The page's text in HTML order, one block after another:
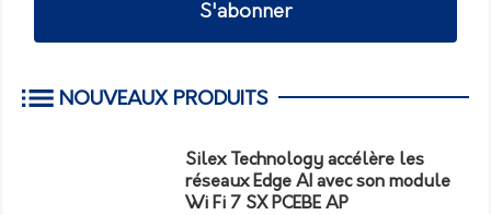
S'abonner
NOUVEAUX PRODUITS
Silex Technology accélère les
réseaux Edge AI avec son module
Wi Fi 7 SX PCEBE AP